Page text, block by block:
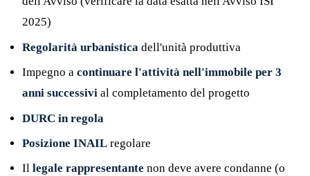
2025)
Regolarità urbanistica dell'unità produttiva
Impegno a continuare l'attività nell'immobile per 3
anni successivi al completamento del progetto
DURC in regola
Posizione INAIL regolare
Il legale rappresentante non deve avere condanne (o